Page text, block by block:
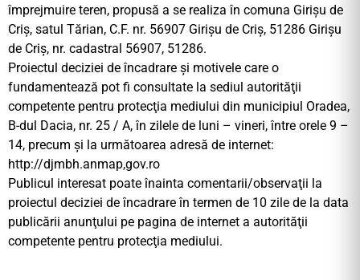
împrejmuire teren, propusă a se realiza în comuna Girișu de
Criș, satul Tărian, C.F. nr. 56907 Girișu de Criș, 51286 Girișu
de Criș, nr. cadastral 56907, 51286.
Proiectul deciziei de încadrare şi motivele care o
fundamentează pot fi consultate la sediul autorităţii
competente pentru protecţia mediului din municipiul Oradea,
B-dul Dacia, nr. 25 / A, în zilele de luni – vineri, între orele 9 –
14, precum şi la următoarea adresă de internet:
http://djmbh.anmap,gov.ro
Publicul interesat poate înainta comentarii/observaţii la
proiectul deciziei de încadrare în termen de 10 zile de la data
publicării anunţului pe pagina de internet a autorităţii
competente pentru protecţia mediului.